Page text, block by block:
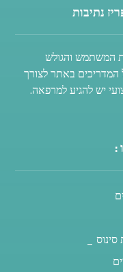
המשתמש והגולש
המדריכים באתר לצורך
יש להגיע למרפאה.
:
_